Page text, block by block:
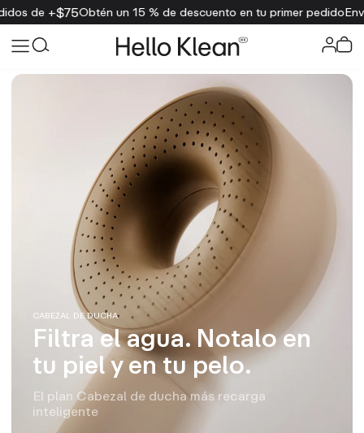
un 15 % de descuento en tu primer pedidoEnvío gratis en
CABEZAL DE DUCHA
Filtra el agua. Notalo en
tu piel y en tu pelo.
El plan Cabezal de ducha más recarga
inteligente